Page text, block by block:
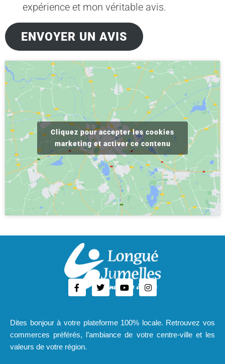
expérience et mon véritable avis.
ENVOYER UN AVIS
Cliquez pour accepter les cookies
marketing et activer ce contenu
Dites bonjour à votre plateforme 100% locale. Retrouvez vos
commerces préférés, l’ambiance de votre centre-ville et les
valeurs de votre région.